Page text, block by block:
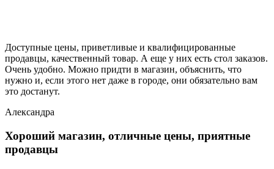
Доступные цены, приветливые и квалифицированные
продавцы, качественный товар. А еще у них есть стол заказов.
Очень удобно. Можно придти в магазин, объяснить, что
нужно и, если этого нет даже в городе, они обязательно вам
это достанут.
Александра
Хороший магазин, отличные цены, приятные
продавцы